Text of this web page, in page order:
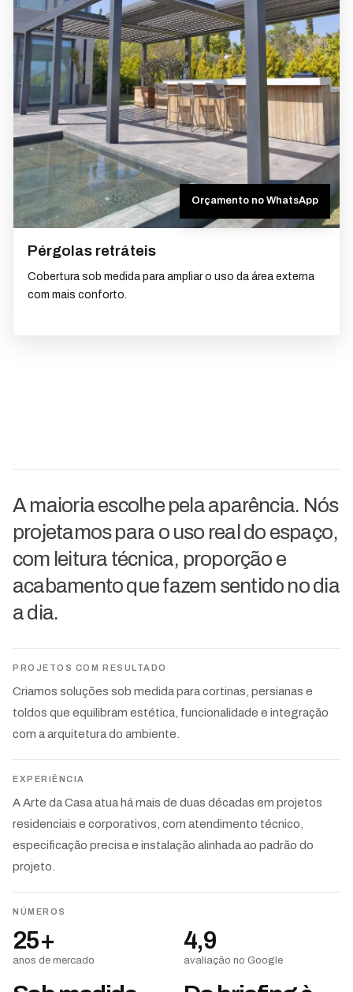
Pérgolas retráteis
Cobertura sob medida para ampliar o uso da área externa
com mais conforto.
Orçamento no WhatsApp
A maioria escolhe pela aparência. Nós
projetamos para o uso real do espaço,
com leitura técnica, proporção e
acabamento que fazem sentido no dia
a dia.
PROJETOS COM RESULTADO
Criamos soluções sob medida para cortinas, persianas e
toldos que equilibram estética, funcionalidade e integração
com a arquitetura do ambiente.
EXPERIÊNCIA
A Arte da Casa atua há mais de duas décadas em projetos
residenciais e corporativos, com atendimento técnico,
especificação precisa e instalação alinhada ao padrão do
projeto.
NÚMEROS
25+
anos de mercado
4,9
avaliação no Google